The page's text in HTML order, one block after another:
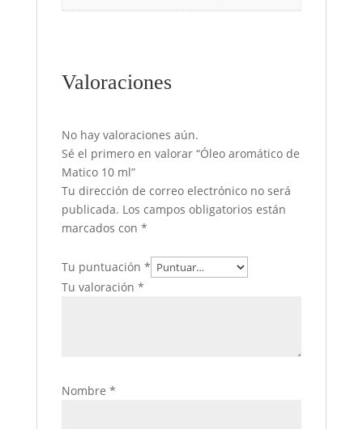
Valoraciones
No hay valoraciones aún.
Sé el primero en valorar “Óleo aromático de
Matico 10 ml”
Tu dirección de correo electrónico no será
publicada. Los campos obligatorios están
marcados con *
Tu puntuación *
Tu valoración *
Nombre *